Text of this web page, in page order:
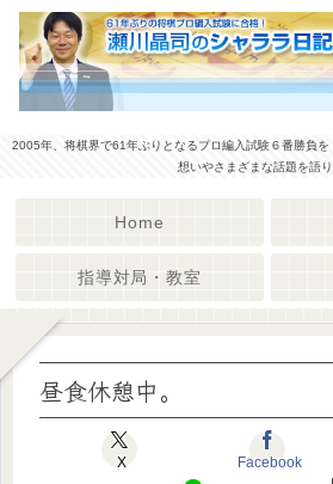
2005年、将棋界で61年ぶりとなるプロ編入試験６番勝負
想いやさまざまな話題を語
Home
指導対局・教室
昼食休憩中。
X Facebook